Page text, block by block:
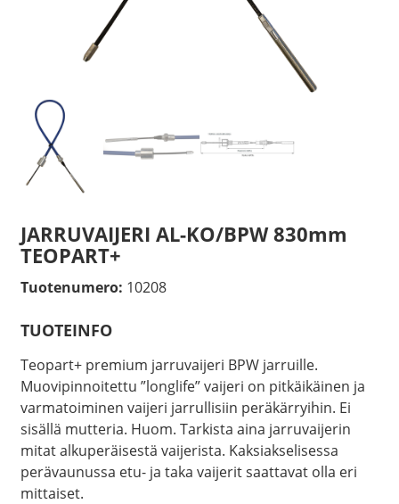
JARRUVAIJERI AL-KO/BPW 830mm
TEOPART+
Tuotenumero: 10208
TUOTEINFO
Teopart+ premium jarruvaijeri BPW jarruille.
Muovipinnoitettu ”longlife” vaijeri on pitkäikäinen ja
varmatoiminen vaijeri jarrullisiin peräkärryihin. Ei
sisällä mutteria. Huom. Tarkista aina jarruvaijerin
mitat alkuperäisestä vaijerista. Kaksiakselisessa
perävaunussa etu- ja taka vaijerit saattavat olla eri
mittaiset.